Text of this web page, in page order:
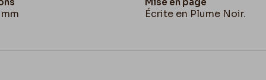
mm
Mise en page
Écrite en Plume Noir.